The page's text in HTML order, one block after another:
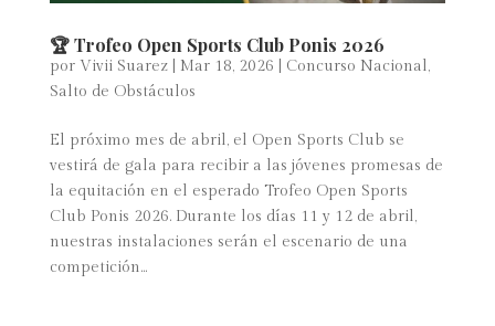
🏆 Trofeo Open Sports Club Ponis 2026
por Vivii Suarez| Mar 18, 2026 Concurso Nacional,
Salto de Obstáculos
El próximo mes de abril, el Open Sports Club se
vestirá de gala para recibir a las jóvenes promesas de
la equitación en el esperado Trofeo Open Sports
Club Ponis 2026. Durante los días 11 y 12 de abril,
nuestras instalaciones serán el escenario de una
competición...